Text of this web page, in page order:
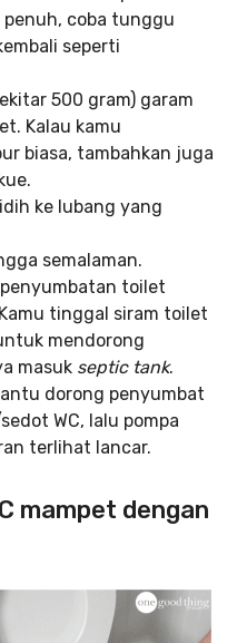
coba tunggu
seperti
500 gram) garam
Kalau kamu
biasa, tambahkan juga
ke lubang yang
semalaman.
toilet
tinggal siram toilet
mendorong
masuk septic tank.
dorong penyumbat
WC, lalu pompa
terlihat lancar.
mampet dengan